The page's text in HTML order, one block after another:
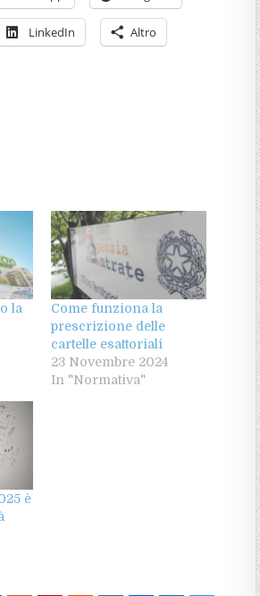
LinkedIn Altro
la
Come funziona la
prescrizione delle
cartelle esattoriali
23 Novembre 2024
In "Normativa"
è